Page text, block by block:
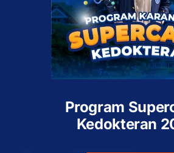
Program
Kedokteran